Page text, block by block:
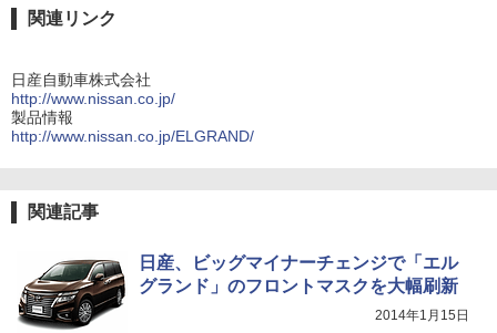
関連リンク
日産自動車株式会社
http://www.nissan.co.jp/
製品情報
http://www.nissan.co.jp/ELGRAND/
関連記事
日産、ビッグマイナーチェンジで「エル
グランド」のフロントマスクを大幅刷新
2014年1月15日